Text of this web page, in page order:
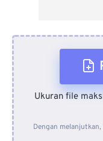
Ukuran file
Dengan